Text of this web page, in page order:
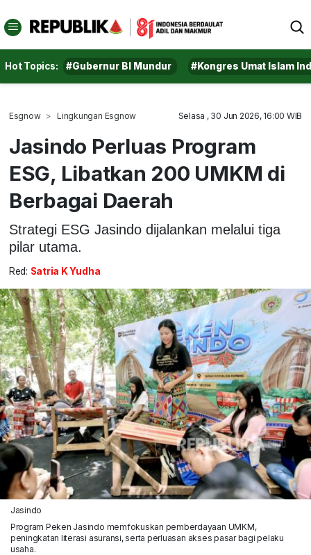
Hot Topics: #Gubernur BI Mundur #Kongres Umat Islam
Esgnow Lingkungan Esgnow Selasa , 30 Jun 2026, 16:00 WIB
Jasindo Perluas Program
ESG, Libatkan 200 UMKM di
Berbagai Daerah
Strategi ESG Jasindo dijalankan melalui tiga
pilar utama.
Red: Satria K Yudha
Jasindo
Program Peken Jasindo memfokuskan pemberdayaan UMKM,
peningkatan literasi asuransi, serta perluasan akses pasar bagi pelaku
usaha.